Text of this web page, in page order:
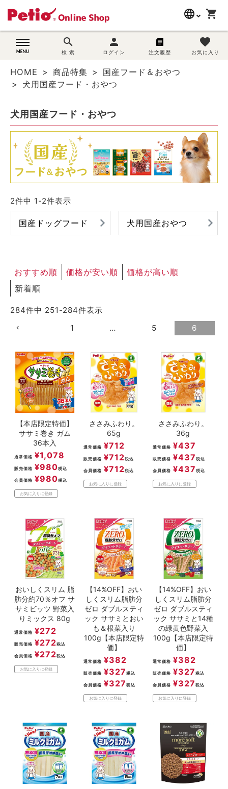
language
wovn-lang-name
shopping_cart
search
検 索
person
ログイン 注文履歴
favorite
お気に入り
search
猫用品
ブランド別に探す
目的別に探す
SNS
ご利用案内
meeting_room person
HOME 商品特集
国産フード＆おやつ
犬用国産フード・おやつ
犬用国産フード・おやつ
2件中 1 -2件表示
国産ドッグフード 犬用国産おやつ
おすすめ順 価格が安い順
価格が高い順
新着順
284件中 251 -284件表示
1
… 5 6
【本店限定特価】
ササミ巻き ガム
36本入
通常価格 ¥1,078
販売価格 ¥980税込
会員価格 ¥980税込
お気に入りに登録
ささみふわり。
65g
通常価格 ¥712
販売価格 ¥712税込
会員価格 ¥712税込
お気に入りに登録
ささみふわり。
36g
通常価格 ¥437
販売価格 ¥437 税込
会員価格 ¥437 税込
お気に入りに登録
おいしくスリム 脂
肪分約70％オフ サ
サミビッツ 野菜入
りミックス 80g
通常価格 ¥272
販売価格 ¥272税込
会員価格 ¥272税込
お気に入りに登録
【14%OFF】おい
しくスリム脂肪分
ゼロ ダブルスティ
ック ササミとおい
も＆根菜入り
100g【本店限定特
価】
通常価格 ¥382
販売価格 ¥327 税込
会員価格 ¥327 税込
お気に入りに登録
【14%OFF】おい
しくスリム脂肪分
ゼロ ダブルスティ
ック ササミと14種
の緑黄色野菜入
100g【本店限定特
価】
通常価格 ¥382
販売価格 ¥327 税込
会員価格 ¥327 税込
お気に入りに登録